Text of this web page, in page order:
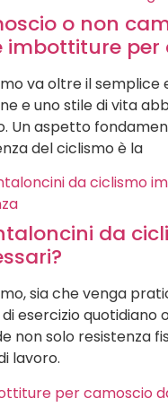
o non
imbottiture per
va oltre il semplice
e uno stile di vita
Un aspetto
del ciclismo è la
da
sia che venga
esercizio quotidiano
non solo resistenza
lavoro.